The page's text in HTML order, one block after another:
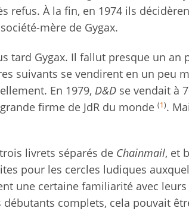
refus. À la fin, en 1974 ils
mère de Gygax.
tard Gygax. Il fallut presque un an
suivants se vendirent en un peu
En 1979, D&D se vendait à
firme de JdR du monde (1).
livrets séparés de Chainmail, et
pour les cercles ludiques
une certaine familiarité avec leurs
complets, cela pouvait